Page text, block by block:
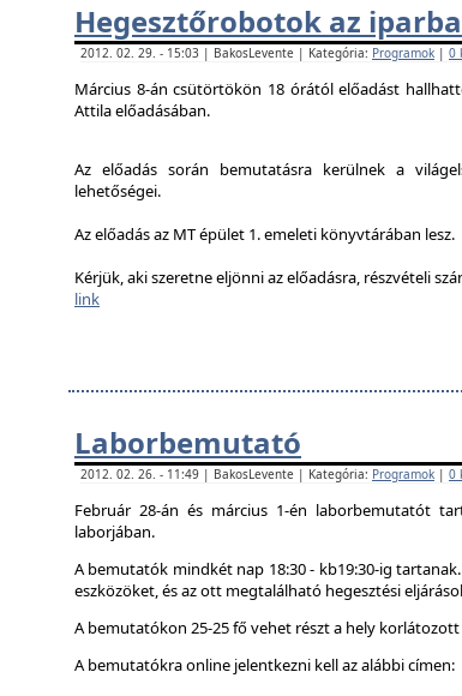
Hegesztőrobotok az
2012. 02. 29. - 15:03 | BakosLevente | Kategória: Programok | 0
Március 8-án csütörtökön 18 órától előadást
Attila előadásában.
Az előadás során bemutatásra kerülnek a
lehetőségei.
Az előadás az MT épület 1. emeleti könyvtárában lesz.
Kérjük, aki szeretne eljönni az előadásra, részvételi
link
Laborbemutató
2012. 02. 26. - 11:49 | BakosLevente | Kategória: Programok | 0
Február 28-án és március 1-én laborbemutatót
laborjában.
A bemutatók mindkét nap 18:30 - kb19:30-ig
eszközöket, és az ott megtalálható hegesztési
A bemutatókon 25-25 fő vehet részt a hely
A bemutatókra online jelentkezni kell az alábbi címen: